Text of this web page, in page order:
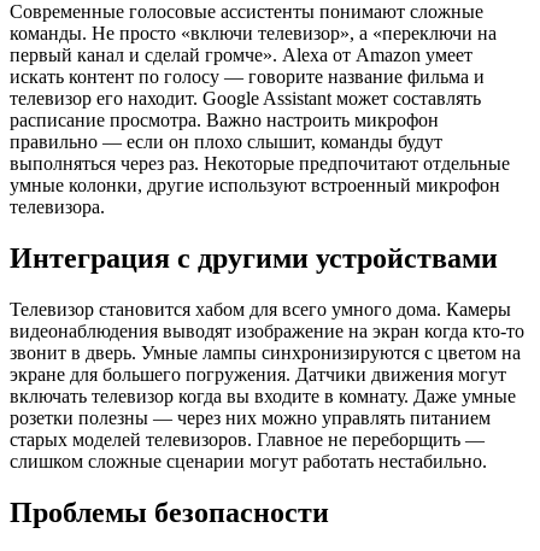
Современные голосовые ассистенты понимают сложные
команды. Не просто «включи телевизор», а «переключи на
первый канал и сделай громче». Alexa от Amazon умеет
искать контент по голосу — говорите название фильма и
телевизор его находит. Google Assistant может составлять
расписание просмотра. Важно настроить микрофон
правильно — если он плохо слышит, команды будут
выполняться через раз. Некоторые предпочитают отдельные
умные колонки, другие используют встроенный микрофон
телевизора.
Интеграция с другими устройствами
Телевизор становится хабом для всего умного дома. Камеры
видеонаблюдения выводят изображение на экран когда кто-то
звонит в дверь. Умные лампы синхронизируются с цветом на
экране для большего погружения. Датчики движения могут
включать телевизор когда вы входите в комнату. Даже умные
розетки полезны — через них можно управлять питанием
старых моделей телевизоров. Главное не переборщить —
слишком сложные сценарии могут работать нестабильно.
Проблемы безопасности